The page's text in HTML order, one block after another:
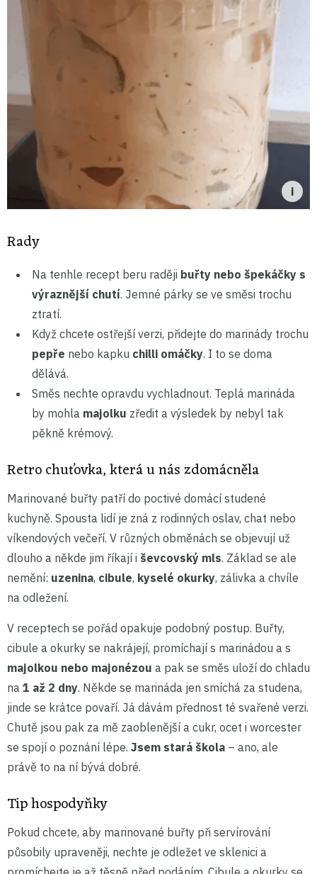
Rady
Na tenhle recept beru raději buřty nebo špekáčky s
výraznější chutí. Jemné párky se ve směsi trochu
ztratí.
Když chcete ostřejší verzi, přidejte do marinády trochu
pepře nebo kapku chilli omáčky. I to se doma
dělává.
Směs nechte opravdu vychladnout. Teplá marináda
by mohla majolku zředit a výsledek by nebyl tak
pěkně krémový.
Retro chuťovka, která u nás zdomácněla
Marinované buřty patří do poctivé domácí studené
kuchyně. Spousta lidí je zná z rodinných oslav, chat nebo
víkendových večeří. V různých obměnách se objevují už
dlouho a někde jim říkají i ševcovský mls. Základ se ale
nemění: uzenina, cibule, kyselé okurky, zálivka a chvíle
na odležení.
V receptech se pořád opakuje podobný postup. Buřty,
cibule a okurky se nakrájejí, promíchají s marinádou a s
majolkou nebo majonézou a pak se směs uloží do chladu
na 1 až 2 dny. Někde se marináda jen smíchá za studena,
jinde se krátce povaří. Já dávám přednost té svařené verzi.
Chutě jsou pak za mě zaoblenější a cukr, ocet i worcester
se spojí o poznání lépe. Jsem stará škola – ano, ale
právě to na ní bývá dobré.
Tip hospodyňky
Pokud chcete, aby marinované buřty při servírování
působily upraveněji, nechte je odležet ve sklenici a